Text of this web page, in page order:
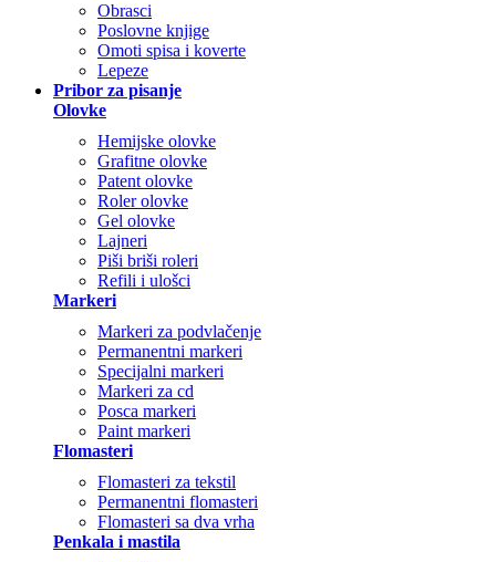
Obrasci
Poslovne knjige
Omoti spisa i koverte
Lepeze
Pribor za pisanje
Olovke
Hemijske olovke
Grafitne olovke
Patent olovke
Roler olovke
Gel olovke
Lajneri
Piši briši roleri
Refili i ulošci
Markeri
Markeri za podvlačenje
Permanentni markeri
Specijalni markeri
Markeri za cd
Posca markeri
Paint markeri
Flomasteri
Flomasteri za tekstil
Permanentni flomasteri
Flomasteri sa dva vrha
Penkala i mastila